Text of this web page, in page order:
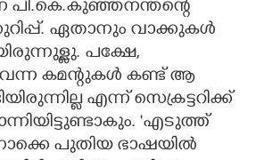
പി.കെ.കുഞ്ഞനന്തന്റെ
ഏതാനും വാക്കുകൾ
പക്ഷേ,
കമന്റുകൾ കണ്ട് ആ
എന്ന് സെക്രട്ടറിക്ക്
'എടുത്ത്
പുതിയ ഭാഷയിൽ